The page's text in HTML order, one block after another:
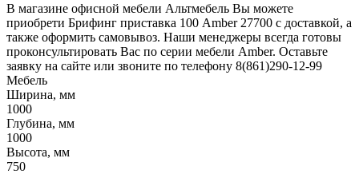
В магазине офисной мебели Альтмебель Вы можете
приобрети Брифинг приставка 100 Amber 27700 с доставкой, а
также оформить самовывоз. Наши менеджеры всегда готовы
проконсультировать Вас по серии мебели Amber. Оставьте
заявку на сайте или звоните по телефону 8(861)290-12-99
Мебель
Ширина, мм
1000
Глубина, мм
1000
Высота, мм
750